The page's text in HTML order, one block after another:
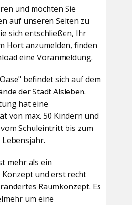
und möchten Sie
auf unseren Seiten zu
sich entschließen, Ihr
Hort anzumelden, finden
eine Voranmeldung.
befindet sich auf dem
der Stadt Alsleben.
hat eine
von max. 50 Kindern und
Schuleintritt bis zum
mehr als ein
Konzept und erst recht
Raumkonzept. Es
um eine